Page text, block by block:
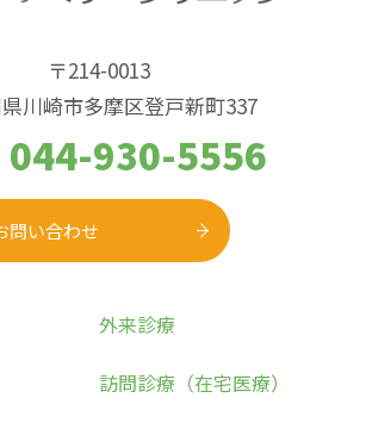
〒214-0013
川崎市多摩区登戸新町337
044-930-5556
問い合わせ
外来診療
訪問診療（在宅医療）